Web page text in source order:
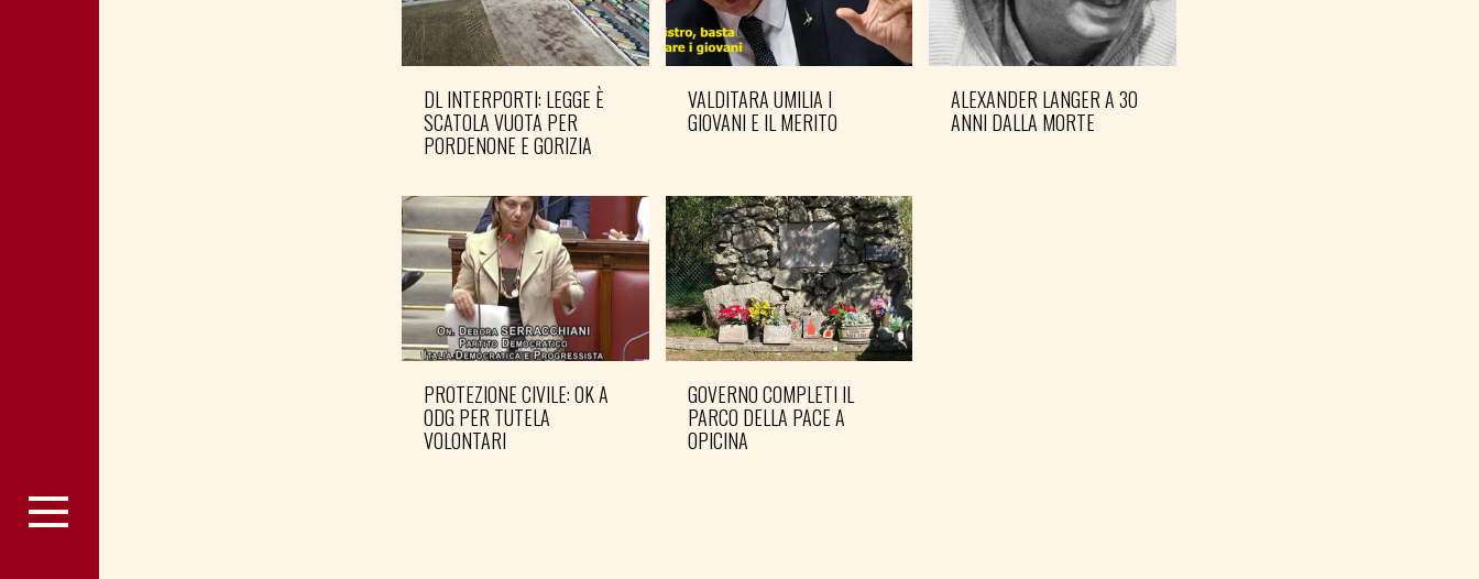
DL INTERPORTI: LEGGE È
SCATOLA VUOTA PER
PORDENONE E GORIZIA
VALDITARA UMILIA I
GIOVANI E IL MERITO
ALEXANDER LANGER A 30
ANNI DALLA MORTE
PROTEZIONE CIVILE: OK A
ODG PER TUTELA
VOLONTARI
GOVERNO COMPLETI IL
PARCO DELLA PACE A
OPICINA